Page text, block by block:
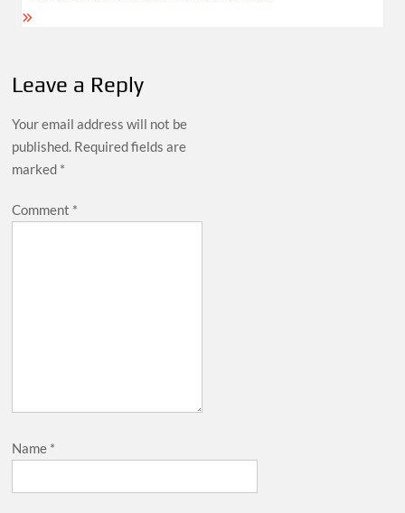
Leave a Reply
Your email address will not be
published. Required fields are
marked *
Comment *
Name *